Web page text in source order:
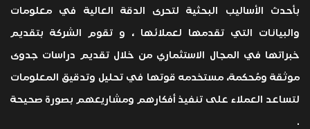
بأحدث الأساليب البحثية لتحرى الدقة العالية في معلومات
والبيانات التي تقدمها لعملائها ، و تقوم الشركة بتقديم
خبراتها في المجال الاستثماري من خلال تقديم دراسات جدوى
موثقة ومُحكمة، مستخدمه قوتها في تحليل وتدقيق المعلومات
لتساعد العملاء على تنفيذ أفكارهم ومشاريعهم بصورة صحيحة
.